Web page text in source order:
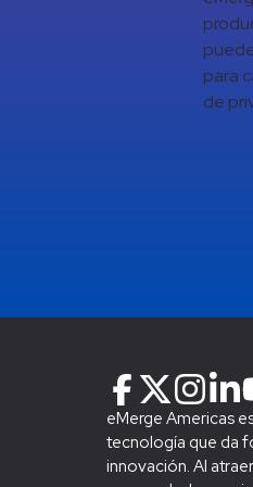
para
de
eMerge Americas
tecnología que da
innovación. Al